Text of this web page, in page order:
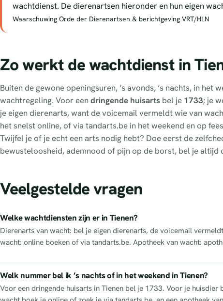
wachtdienst. De dierenartsen hieronder en hun eigen
Waarschuwing Orde der Dierenartsen & berichtgeving VRT/HLN
Zo werkt de wachtdienst in
Buiten de gewone openingsuren, ’s avonds, ’s nachts, in
wachtregeling. Voor eendringende huisarts bel je 1733; je
je eigen dierenarts, want de voicemail vermeldt wie van
het snelst online, of via tandarts.be in het weekend en op
Twijfel je of je echt een arts nodig hebt? Doe eerst de
bewusteloosheid, ademnood of pijn op de borst, bel je altijd
Veelgestelde vragen
Welke wachtdiensten zijn er in Tienen?
Dierenarts van wacht: bel je eigen dierenarts, de voicemail
wacht: online boeken of via tandarts.be. Apotheek van wacht:
Welk nummer bel ik ’s nachts of in het weekend in Tienen?
Voor een dringende huisarts in Tienen bel je 1733. Voor je